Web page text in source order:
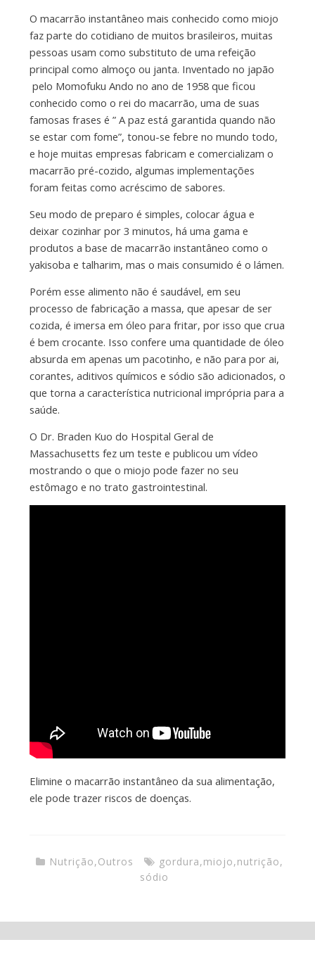
O macarrão instantâneo mais conhecido como miojo
faz parte do cotidiano de muitos brasileiros, muitas
pessoas usam como substituto de uma refeição
principal como almoço ou janta. Inventado no japão
pelo Momofuku Ando no ano de 1958 que ficou
conhecido como o rei do macarrão, uma de suas
famosas frases é ” A paz está garantida quando não
se estar com fome”, tonou-se febre no mundo todo,
e hoje muitas empresas fabricam e comercializam o
macarrão pré-cozido, algumas implementações
foram feitas como acréscimo de sabores.
Seu modo de preparo é simples, colocar água e
deixar cozinhar por 3 minutos, há uma gama e
produtos a base de macarrão instantâneo como o
yakisoba e talharim, mas o mais consumido é o lámen.
Porém esse alimento não é saudável, em seu
processo de fabricação a massa, que apesar de ser
cozida, é imersa em óleo para fritar, por isso que crua
é bem crocante. Isso confere uma quantidade de óleo
absurda em apenas um pacotinho, e não para por ai,
corantes, aditivos químicos e sódio são adicionados, o
que torna a característica nutricional imprópria para a
saúde.
O Dr. Braden Kuo do Hospital Geral de
Massachusetts fez um teste e publicou um vídeo
mostrando o que o miojo pode fazer no seu
estômago e no trato gastrointestinal.
Elimine o macarrão instantâneo da sua alimentação,
ele pode trazer riscos de doenças.
Nutrição,Outros gordura,miojo,nutrição,
sódio